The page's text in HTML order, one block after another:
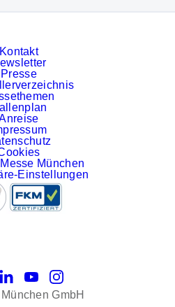
Kontakt
Presse
München
Einstellungen
LinkedInYouTubeInstagram
GmbH